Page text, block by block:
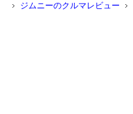
ジムニーのクルマレビュー